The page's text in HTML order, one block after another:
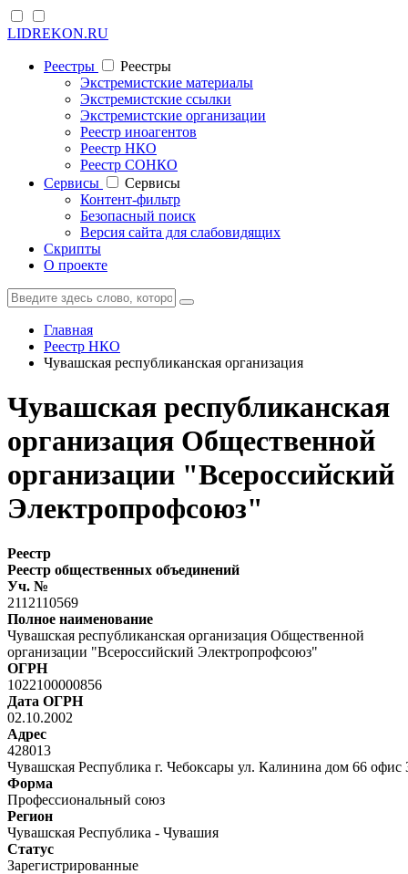
LIDREKON.RU
Реестры
Реестры
Экстремистские материалы
Экстремистские ссылки
Экстремистские организации
Реестр иноагентов
Реестр НКО
Реестр СОНКО
Cервисы
Cервисы
Контент-фильтр
Безопасный поиск
Версия сайта для слабовидящих
Скрипты
О проекте
Главная
Реестр НКО
Чувашская республиканская организация
Чувашская республиканская
организация Общественной
организации "Всероссийский
Электропрофсоюз"
Реестр
Реестр общественных объединений
Уч. №
2112110569
Полное наименование
Чувашская республиканская организация Общественной
организации "Всероссийский Электропрофсоюз"
ОГРН
1022100000856
Дата ОГРН
02.10.2002
Адрес
428013
Чувашская Республика г. Чебоксары ул. Калинина дом 66 офис
Форма
Профессиональный союз
Регион
Чувашская Республика - Чувашия
Статус
Зарегистрированные